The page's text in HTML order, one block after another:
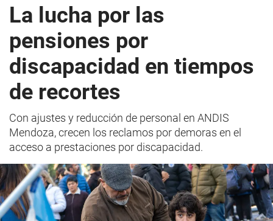
La lucha por las
pensiones por
discapacidad en tiempos
de recortes
Con ajustes y reducción de personal en ANDIS
Mendoza, crecen los reclamos por demoras en el
acceso a prestaciones por discapacidad.